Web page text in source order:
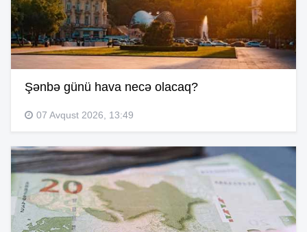
Şənbə günü hava necə olacaq?
07 Avqust 2026, 13:49